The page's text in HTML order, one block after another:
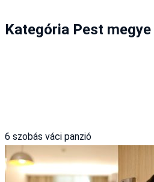
Kategória Pest megye
6 szobás váci panzió